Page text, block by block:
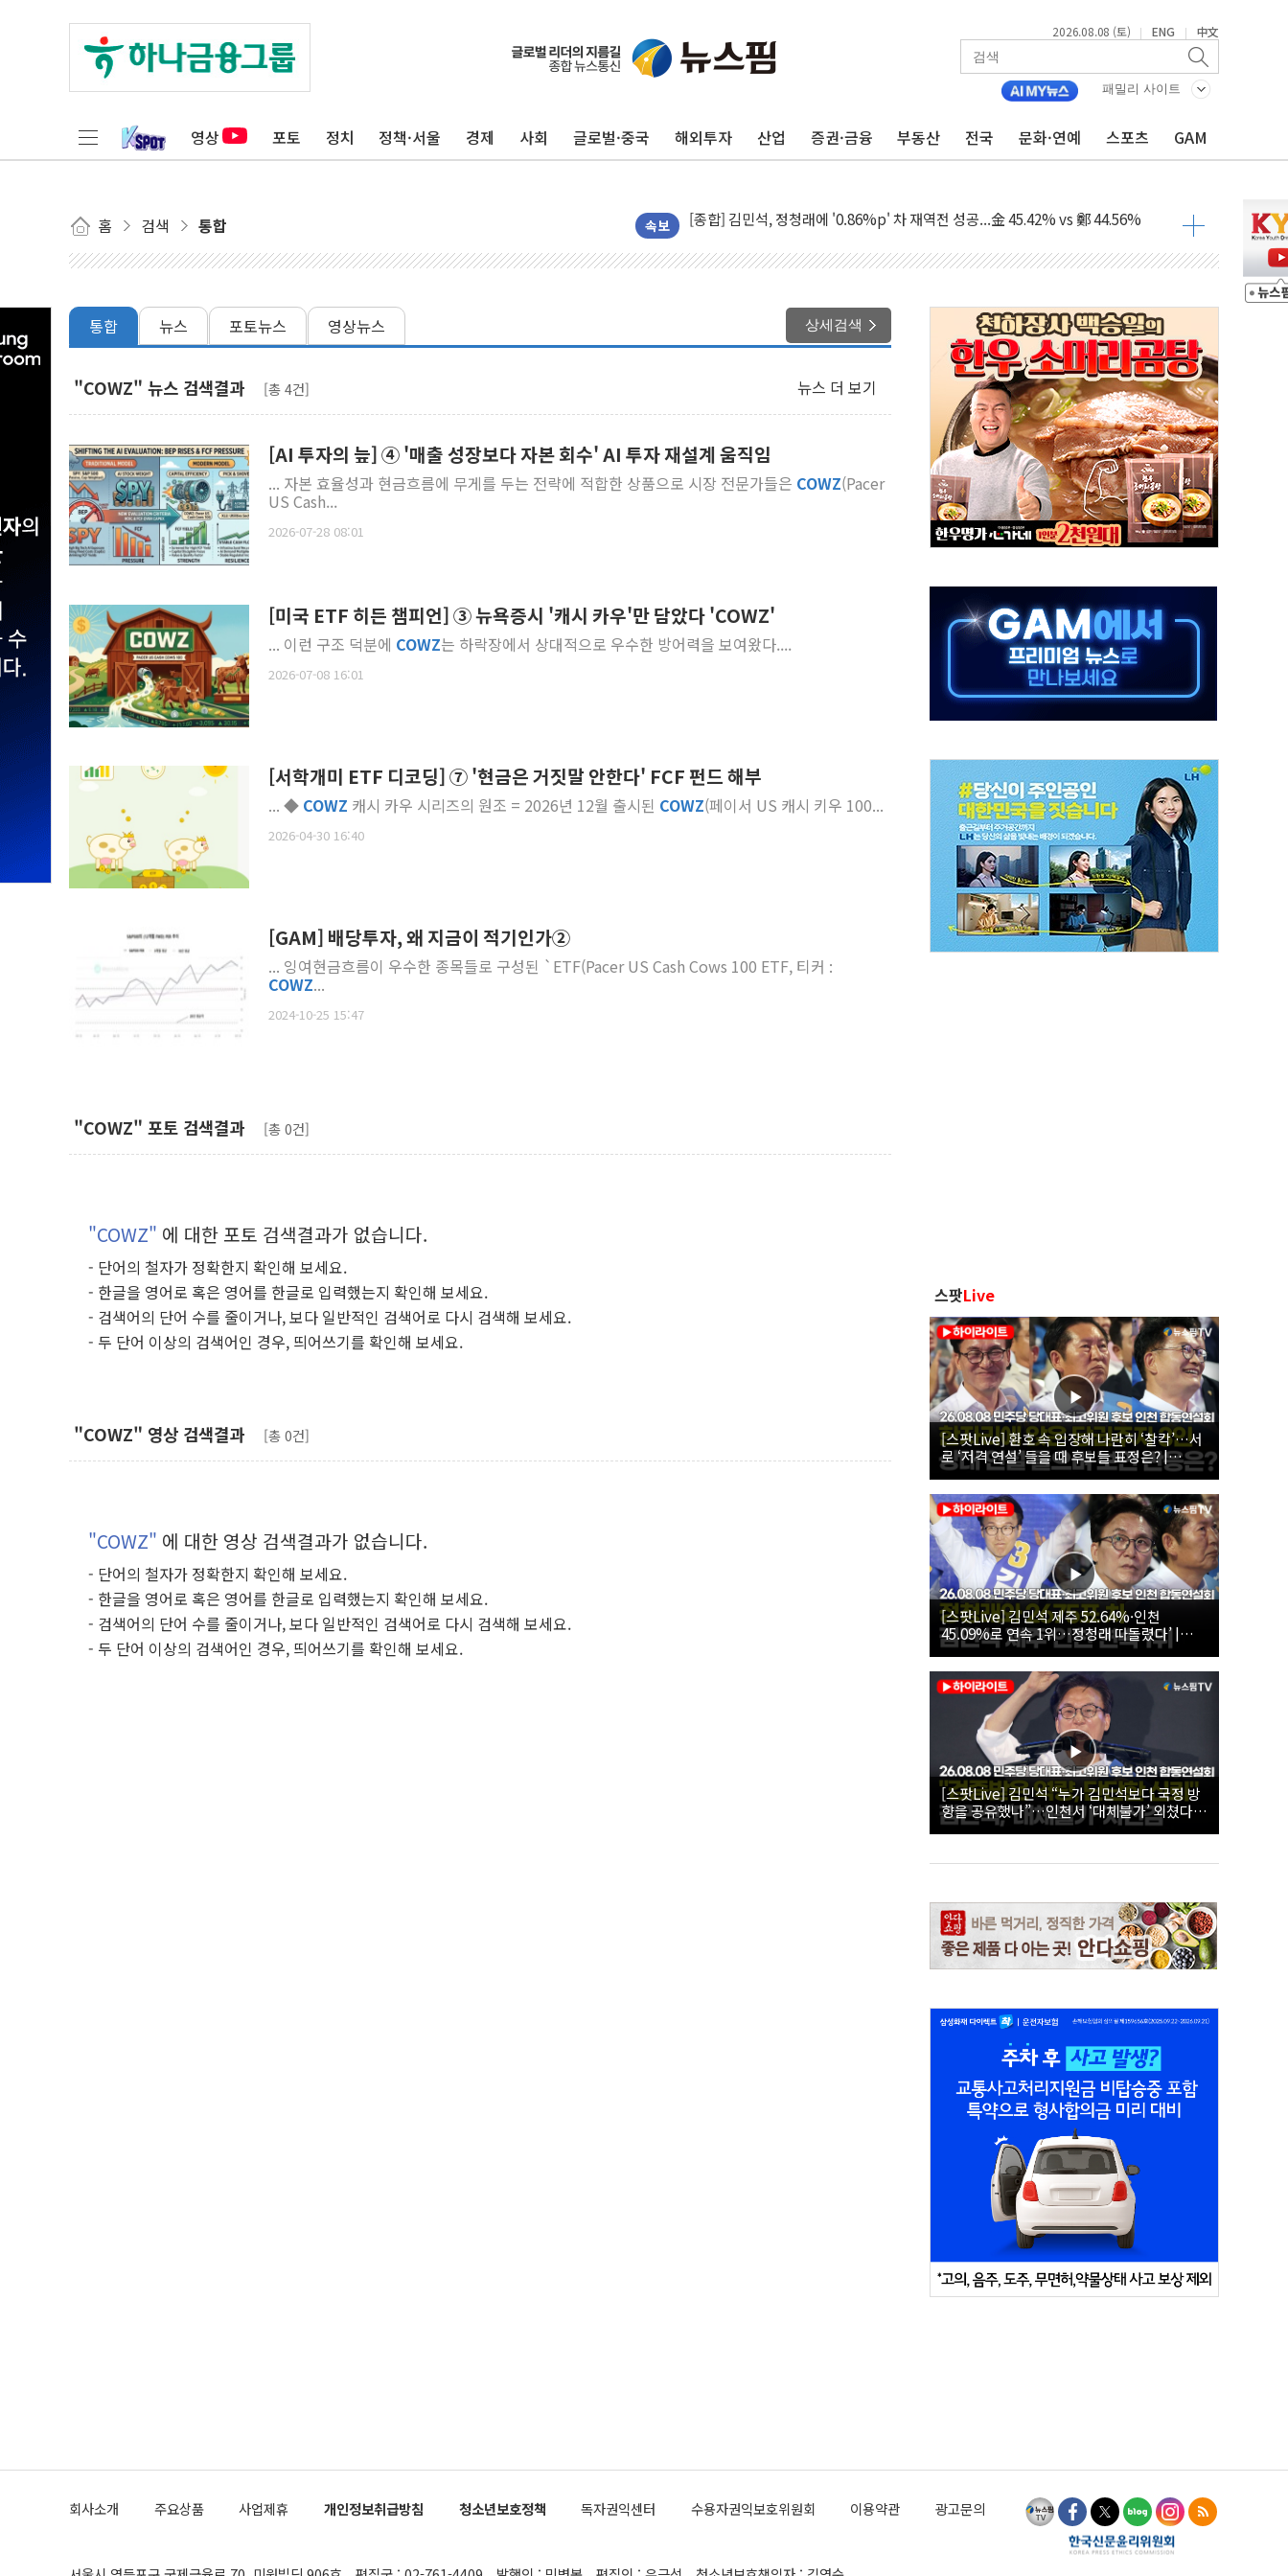
2026.08.08 (토) | ENG | 中文
패밀리 사이트
영상 포토 정치 정책·서울 경제 사회 글로벌·중국 해외투자 산업 증권·금융 부동산 전국 문화·연예 스포츠 GAM
홈 검색 통합 속보
포항시 재난예산 40억 긴급 투입…고수온 양식장 복구·지원 '총력'
울진·영덕 '호우특보'-포항 '산사태 주의보'...경북도, 호우 피해·통제구간 없어
인천 합동연설회 나선 송영길·정청래·김민석 당대표 후보
김민석, 2주차 제주·인천 경선서 정청래에 승리...47.75% vs 42.08%
[속보] 민주, 제주·인천 경선 결과 발표...김민석 47.75% 정청래 42.08%
[속보] 민주, 인천 경선 결과 발표...김민석 45.09% 정청래 43.27% 송영길 11.63%
[속보] 민주, 제주 경선 결과 발표...김민석 52.64% 정청래 39.89% 송영길 7.47%
이번주 국내 주요 금융일정(8.10~8.14)
美, 이란전 출구전략 만지작…공습 한계·탄약 부족 현실화
강릉·동해·삼척 시간당 최대 50㎜ 폭우…강원 동해안 강한 비 이어져
폐기물 수거하다 참변…60대 환경미화원 수거차에 치여 사망
서울 중랑구 주택가서 흉기 난동…60대 남성 2명 숨져
李대통령 "결혼 때문에 손해 보는 일 없게"…'결혼 페널티' 22개 과제 손본다
추미애, '위안부' 피해자 기림의 날 참석..."국제적 시민 연대로 목소리 내야"
인천 선재도 갯벌서 해루질 중 실종 60대 나흘만에 숨진 채 발견
인천서 말다툼 중 어머니 흉기 살해 10대 아들 체포
'화합' 꺼낸 김민석에 '뻔뻔' 받아친 정청래…제주 연설서 신경전 고조
통합 뉴스 포토뉴스 영상뉴스 상세검색
"COWZ" 뉴스 검색결과 [총 4건] 뉴스 더 보기
[AI 투자의 늪] ④ '매출 성장보다 자본 회수' AI 투자 재설계 움직임
... 자본 효율성과 현금흐름에 무게를 두는 전략에 적합한 상품으로 시장 전문가들은 COWZ(Pacer
US Cash...
2026-07-28 08:01
[미국 ETF 히든 챔피언] ③ 뉴욕증시 '캐시 카우'만 담았다 'COWZ'
... 이런 구조 덕분에 COWZ는 하락장에서 상대적으로 우수한 방어력을 보여왔다....
2026-07-08 16:01
[서학개미 ETF 디코딩] ⑦ '현금은 거짓말 안한다' FCF 펀드 해부
... ◆ COWZ 캐시 카우 시리즈의 원조 = 2026년 12월 출시된 COWZ(페이서 US 캐시 키우 100...
2026-04-30 16:40
[GAM] 배당투자, 왜 지금이 적기인가②
... 잉여현금흐름이 우수한 종목들로 구성된 `ETF(Pacer US Cash Cows 100 ETF, 티커 :
COWZ...
2024-10-25 15:47
"COWZ" 포토 검색결과 [총 0건]
"COWZ" 에 대한 포토 검색결과가 없습니다.
- 단어의 철자가 정확한지 확인해 보세요.
- 한글을 영어로 혹은 영어를 한글로 입력했는지 확인해 보세요.
- 검색어의 단어 수를 줄이거나, 보다 일반적인 검색어로 다시 검색해 보세요.
- 두 단어 이상의 검색어인 경우, 띄어쓰기를 확인해 보세요.
"COWZ" 영상 검색결과 [총 0건]
"COWZ" 에 대한 영상 검색결과가 없습니다.
- 단어의 철자가 정확한지 확인해 보세요.
- 한글을 영어로 혹은 영어를 한글로 입력했는지 확인해 보세요.
- 검색어의 단어 수를 줄이거나, 보다 일반적인 검색어로 다시 검색해 보세요.
- 두 단어 이상의 검색어인 경우, 띄어쓰기를 확인해 보세요.
스팟Live
[스팟Live] 환호 속 입장해 나란히 ‘찰칵’…서
로 ‘저격 연설’ 들을 때 후보들 표정은? |
26.08.08 더불어민주당 당대표·최고위원 후
보 인천 합동연설회
[스팟Live] 김민석 제주 52.64%·인천
45.09%로 연속 1위…정청래 따돌렸다’ |
26.08.08 더불어민주당 당대표·최고위원 후
보 인천 합동연설회
[스팟Live] 김민석 “누가 김민석보다 국정 방
향을 공유했나”…인천서 ‘대체불가’ 외쳤다 |
26.08.08 더불어민주당 당대표·최고위원 후
회사소개 주요상품 사업제휴 개인정보취급방침 청소년보호정책 독자권익센터 수용자권익보호위원회 이용약관 광고문의